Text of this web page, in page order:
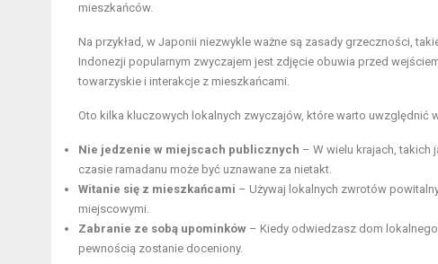
mieszkańców.
Na przykład, w Japonii niezwykle ważne są zasady grzeczności,
Indonezji popularnym zwyczajem jest zdjęcie obuwia przed
towarzyskie i interakcje z mieszkańcami.
Oto kilka kluczowych lokalnych zwyczajów, które warto uwzględnić
Nie jedzenie w miejscach publicznych – W wielu krajach, takich
czasie ramadanu może być uznawane za nietakt.
Witanie się z mieszkańcami – Używaj lokalnych zwrotów
miejscowymi.
Zabranie ze sobą upominków – Kiedy odwiedzasz dom
pewnością zostanie doceniony.